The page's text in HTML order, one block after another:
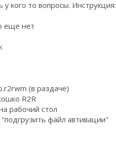
кого то вопросы. Инструкция:
еще нет
(в раздаче)
R2R
рабочий стол
файл автивации"